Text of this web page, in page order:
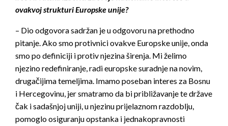
ovakvoj strukturi Europske unije?
– Dio odgovora sadržan je u odgovoru na prethodno
pitanje. Ako smo protivnici ovakve Europske unije, onda
smo po definiciji i protiv njezina širenja. Mi želimo
njezino redefiniranje, radi europske suradnje na novim,
drugačijima temeljima. Imamo poseban interes za Bosnu
i Hercegovinu, jer smatramo da bi približavanje te države
čak i sadašnjoj uniji, u njezinu prijelaznom razdoblju,
pomoglo osiguranju opstanka i jednakopravnosti